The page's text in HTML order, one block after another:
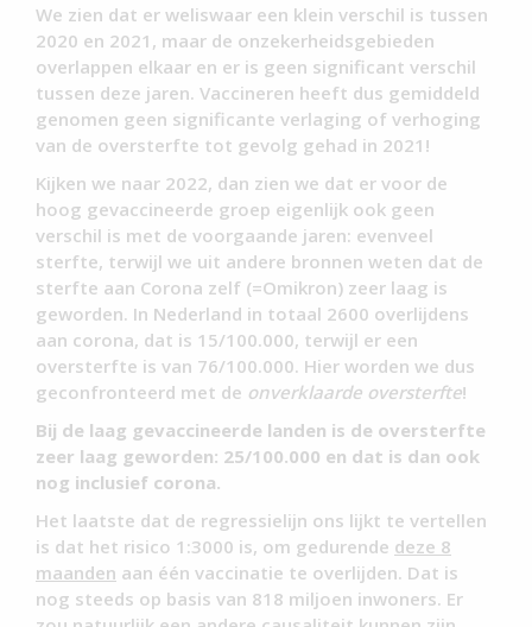
We zien dat er weliswaar een klein verschil is tussen
2020 en 2021, maar de onzekerheidsgebieden
overlappen elkaar en er is geen significant verschil
tussen deze jaren. Vaccineren heeft dus gemiddeld
genomen geen significante verlaging of verhoging
van de oversterfte tot gevolg gehad in 2021!
Kijken we naar 2022, dan zien we dat er voor de
hoog gevaccineerde groep eigenlijk ook geen
verschil is met de voorgaande jaren: evenveel
sterfte, terwijl we uit andere bronnen weten dat de
sterfte aan Corona zelf (=Omikron) zeer laag is
geworden. In Nederland in totaal 2600 overlijdens
aan corona, dat is 15/100.000, terwijl er een
oversterfte is van 76/100.000. Hier worden we dus
geconfronteerd met de onverklaarde oversterfte!
Bij de laag gevaccineerde landen is de oversterfte
zeer laag geworden: 25/100.000 en dat is dan ook
nog inclusief corona.
Het laatste dat de regressielijn ons lijkt te vertellen
is dat het risico 1:3000 is, om gedurende deze 8
maanden aan één vaccinatie te overlijden. Dat is
nog steeds op basis van 818 miljoen inwoners. Er